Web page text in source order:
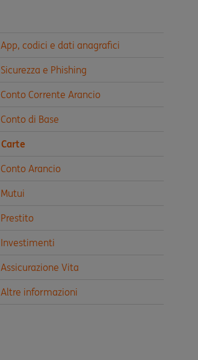
App, codici e dati anagrafici
Sicurezza e Phishing
Conto Corrente Arancio
Conto di Base
Carte
Conto Arancio
Mutui
Prestito
Investimenti
Assicurazione Vita
Altre informazioni